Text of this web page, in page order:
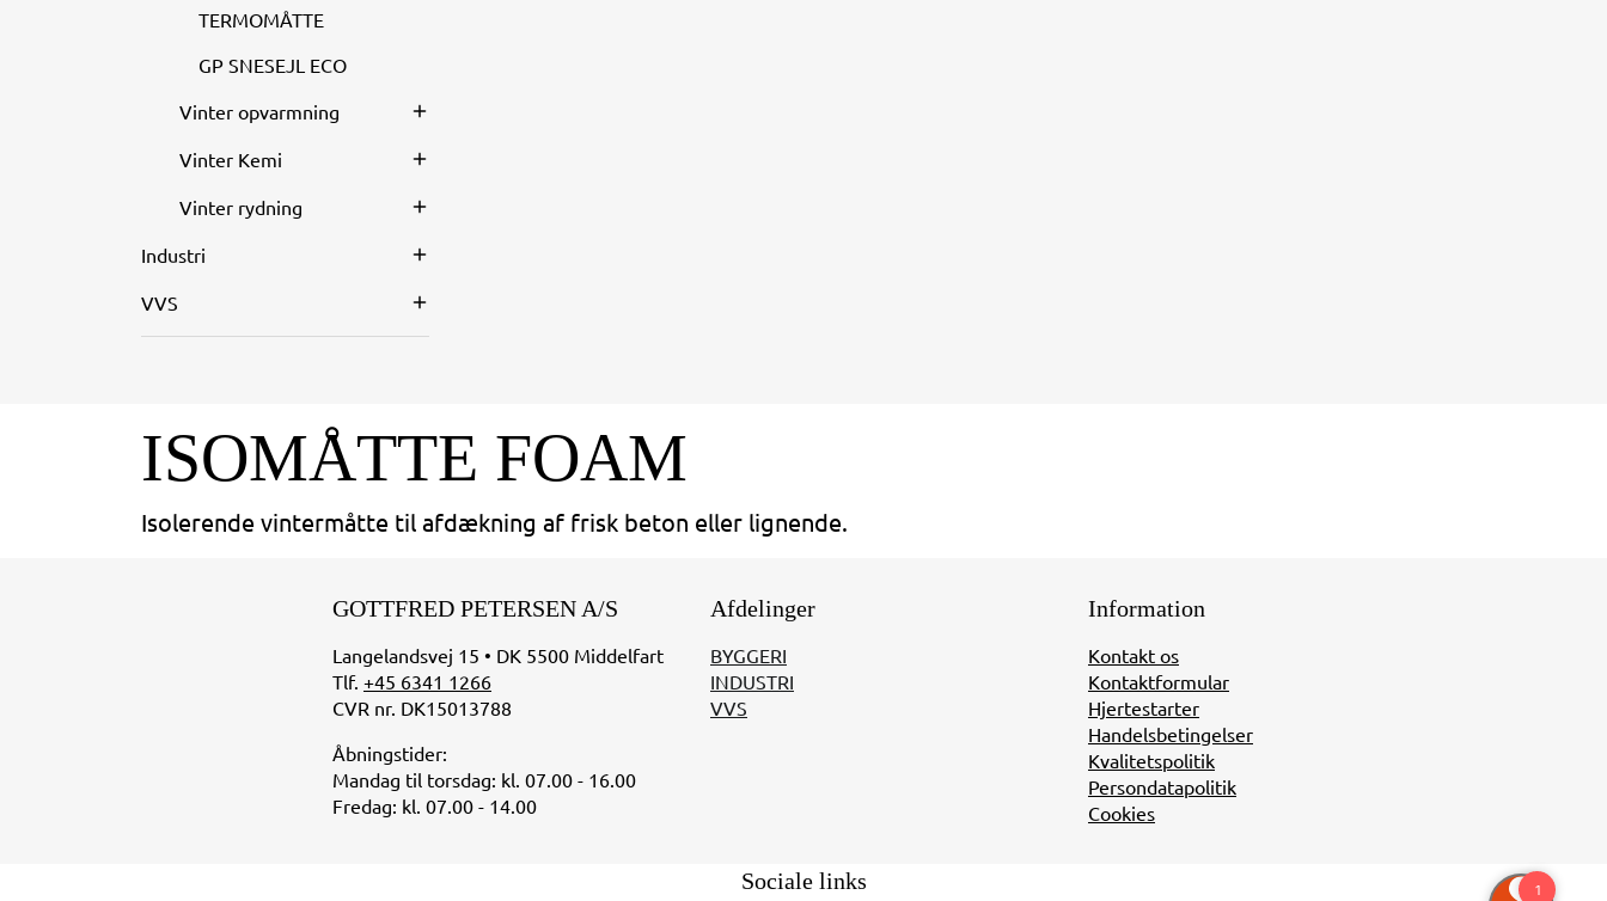
TERMOMÅTTE
GP SNESEJL ECO
Vinter opvarmning
Vinter Kemi
Vinter rydning
Industri
VVS
ISOMÅTTE FOAM
Isolerende vintermåtte til afdækning af frisk beton eller lignende.
GOTTFRED PETERSEN A/S
Langelandsvej 15 • DK 5500 Middelfart
Tlf. +45 6341 1266
CVR nr. DK15013788
Åbningstider:
Mandag til torsdag: kl. 07.00 - 16.00
Fredag: kl. 07.00 - 14.00
Afdelinger
BYGGERI
INDUSTRI
VVS
Information
Kontakt os
Kontaktformular
Hjertestarter
Handelsbetingelser
Kvalitetspolitik
Persondatapolitik
Cookies
Sociale links